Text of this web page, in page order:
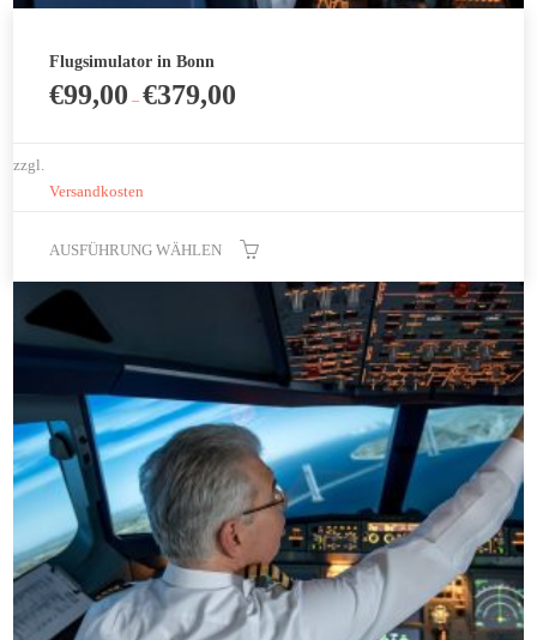
Flugsimulator in Bonn
€99,00 –€379,00
zzgl.
Versandkosten
AUSFÜHRUNG WÄHLEN
Dieses
Produkt
weist
Varianten
auf.
Die
Optionen
können
der
Produktseite
gewählt